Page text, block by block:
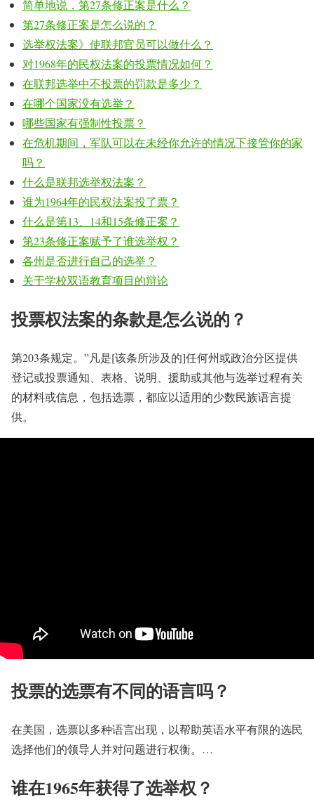
简单地说，第27条修正案是什么？
第27条修正案是怎么说的？
选举权法案》使联邦官员可以做什么？
对1968年的民权法案的投票情况如何？
在联邦选举中不投票的罚款是多少？
在哪个国家没有选举？
哪些国家有强制性投票？
在危机期间，军队可以在未经你允许的情况下接管你的家
吗？
什么是联邦选举权法案？
谁为1964年的民权法案投了票？
什么是第13、14和15条修正案？
第23条修正案赋予了谁选举权？
各州是否进行自己的选举？
关于学校双语教育项目的辩论
投票权法案的条款是怎么说的？
第203条规定。”凡是[该条所涉及的]任何州或政治分区提供
登记或投票通知、表格、说明、援助或其他与选举过程有关
的材料或信息，包括选票，都应以适用的少数民族语言提
供。
投票的选票有不同的语言吗？
在美国，选票以多种语言出现，以帮助英语水平有限的选民
选择他们的领导人并对问题进行权衡。…
谁在1965年获得了选举权？